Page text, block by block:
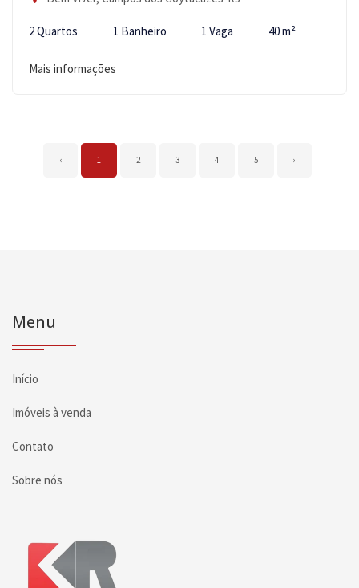
2 Quartos 1 Banheiro 1 Vaga 40 m²
Mais informações
‹ 1 2 3 4 5 ›
Menu
Início
Imóveis à venda
Contato
Sobre nós
Página inicial